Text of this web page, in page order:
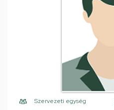
Szervezeti egység